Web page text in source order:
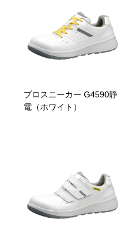
プロスニーカー G4590静
電（ホワイト）